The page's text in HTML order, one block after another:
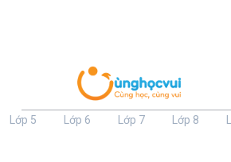
Lớp 5 Lớp 6 Lớp 7 Lớp 8